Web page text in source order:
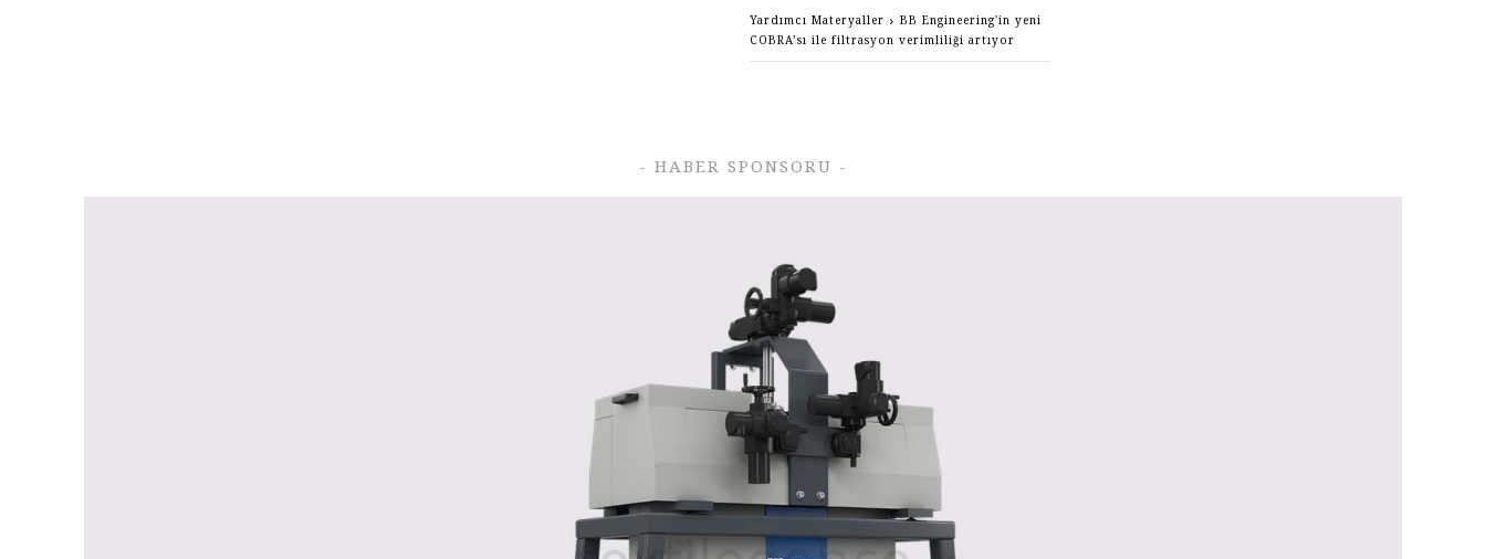
Yardımcı Materyaller
BB Engineering'in yeni
COBRA’sı ile filtrasyon verimliliği artıyor
- HABER SPONSORU -